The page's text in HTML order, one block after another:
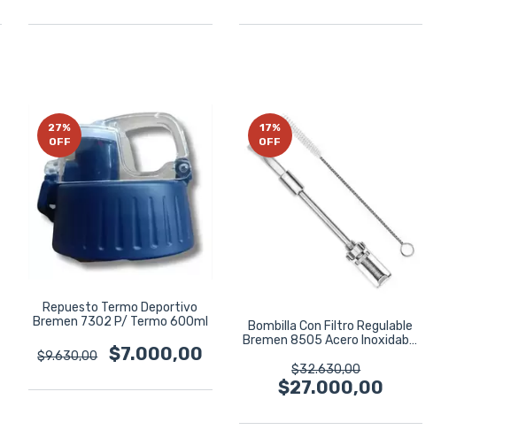
27%
OFF
Repuesto Termo Deportivo
Bremen 7302 P/ Termo 600ml
$9.630,00 $7.000,00
17%
OFF
Bombilla Con Filtro Regulable
Bremen 8505 Acero Inoxidable
$32.630,00
$27.000,00